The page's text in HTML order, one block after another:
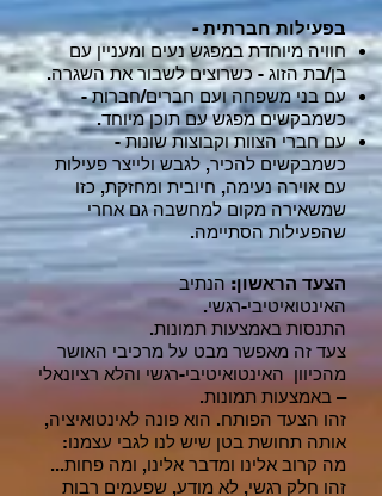
בפעילות חברתית -
חוויה מיוחדת במפגש נעים ומעניין עם
בן/בת הזוג - כשרוצים לשבור את השגרה.
עם בני משפחה ועם חברים/חברות -
כשמבקשים מפגש עם תוכן מיוחד.
עם חברי הצוות וקבוצות שונות -
כשמבקשים להכיר, לגבש ולייצר פעילות
עם אוירה נעימה, חיובית ומחזקת, כזו
שמשאירה מקום למחשבה גם אחרי
שהפעילות הסתיימה.
הצעד הראשון:הנתיב
האינטואיטיבי-רגשי.
התנסות באמצעות תמונות.
צעד זה מאפשר מבט על מרכיבי האושר
מהכיוון האינטואיטיבי-רגשי והלא רציונאלי
– באמצעות תמונות.
זהו הצעד הפותח. הוא פונה לאינטואיציה,
אותה תחושת בטן שיש לנו לגבי עצמנו:
מה קרוב אלינו ומדבר אלינו, ומה פחות...
זהו חלק רגשי, לא מודע, שפעמים רבות